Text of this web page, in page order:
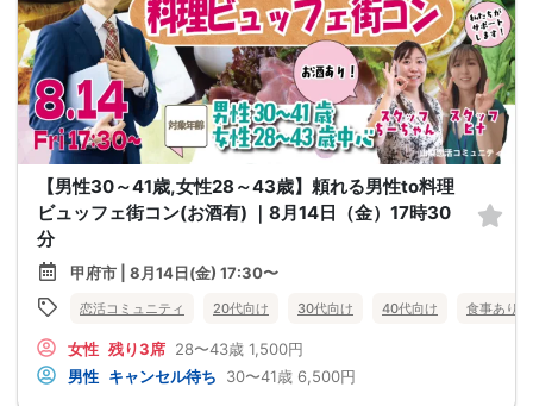
【男性30～41歳,女性28～43歳】頼れる男性to料理
ビュッフェ街コン(お酒有) ｜8月14日（金）17時30
分
甲府市 | 8月14日(金) 17:30〜
恋活コミュニティ 20代向け 30代向け 40代向け 食事あり
女性 残り3席 28〜43歳 1,500円
男性 キャンセル待ち 30〜41歳 6,500円